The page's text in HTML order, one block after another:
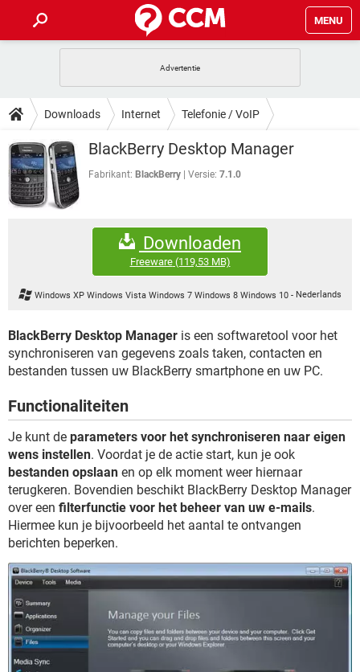
MENU
INSTAGRAM WINDOWS 10
NETFLIX CORONAVIRUS
GRATIS SNAPCHAT
TIKTOK
HOW-TO
VIDEOBELLEN
INSTAGRAM WINDOWS 10
NETFLIX
DOWNLOADS
VIDEOBELLEN GAMES
INSTAGRAM
CORONAVIRUS
SNAPCHAT
FORUM
WINDOWS 10
CORONAVIRUS
GRATIS SNAPCHAT
GAMES
GRATIS SNAPCHAT
TIKTOK
Downloads Internet Telefonie / VoIP
BlackBerry Desktop Manager
Fabrikant: BlackBerry Versie: 7.1.0
Downloaden
Freeware(119,53 MB)
Windows XP Windows Vista Windows 7 Windows 8 Windows 10- Nederlands
BlackBerry Desktop Manager is een softwaretool voor het
synchroniseren van gegevens zoals taken, contacten en
bestanden tussen uw BlackBerry smartphone en uw PC.
Functionaliteiten
Je kunt de parameters voor het synchroniseren naar eigen
wens instellen. Voordat je de actie start, kun je ook
bestanden opslaan en op elk moment weer hiernaar
terugkeren. Bovendien beschikt BlackBerry Desktop Manager
over een filterfunctie voor het beheer van uw e-mails.
Hiermee kun je bijvoorbeeld het aantal te ontvangen
berichten beperken.